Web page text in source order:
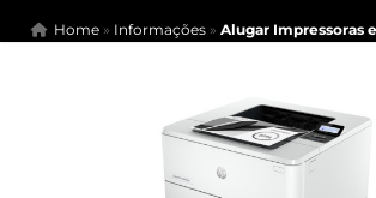
Home » Informações »Alugar Impressoras